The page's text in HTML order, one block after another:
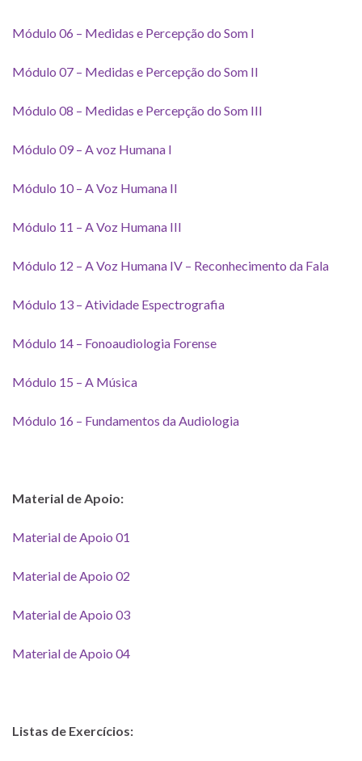
Módulo 06 – Medidas e Percepção do Som I
Módulo 07 – Medidas e Percepção do Som II
Módulo 08 – Medidas e Percepção do Som III
Módulo 09 – A voz Humana I
Módulo 10 – A Voz Humana II
Módulo 11 – A Voz Humana III
Módulo 12 – A Voz Humana IV – Reconhecimento da Fala
Módulo 13 – Atividade Espectrografia
Módulo 14 – Fonoaudiologia Forense
Módulo 15 – A Música
Módulo 16 – Fundamentos da Audiologia
Material de Apoio:
Material de Apoio 01
Material de Apoio 02
Material de Apoio 03
Material de Apoio 04
Listas de Exercícios: